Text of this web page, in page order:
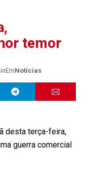
temor
EmNotícias
desta terça-feira,
guerra comercial